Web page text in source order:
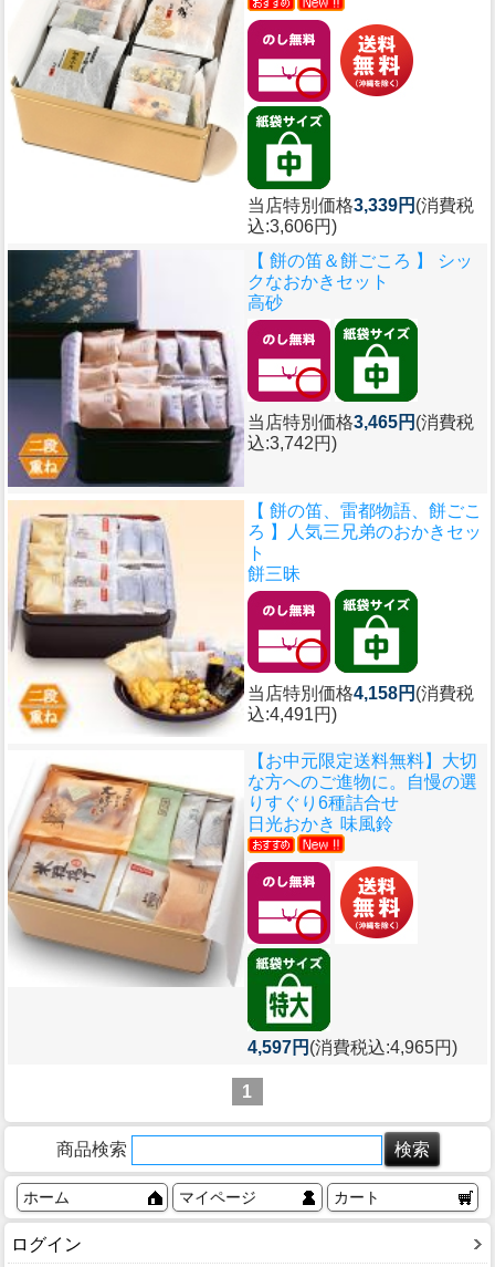
当店特別価格3,339円 (消費税
込:3,606円)
【 餅の笛＆餅ごころ 】 シッ
クなおかきセット
高砂
当店特別価格3,465円 (消費税
込:3,742円)
【 餅の笛、雷都物語、餅ごこ
ろ 】人気三兄弟のおかきセッ
ト
餅三昧
当店特別価格4,158円 (消費税
込:4,491円)
【お中元限定送料無料】大切
な方へのご進物に。自慢の選
りすぐり6種詰合せ
日光おかき 味風鈴
4,597円 (消費税込:4,965円)
1
商品検索
ホーム マイページ カート
ログイン